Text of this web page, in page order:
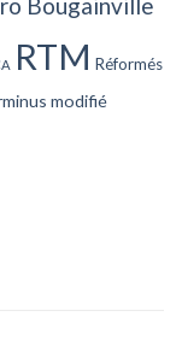
Bougainville
RTM Réformés
modifié